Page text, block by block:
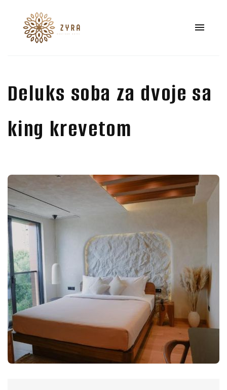
Deluks soba za dvoje sa
king krevetom